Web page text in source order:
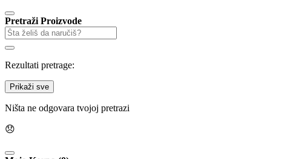
Pretraži Proizvode
Rezultati pretrage:
Prikaži sve
Ništa ne odgovara tvojoj pretrazi
😞